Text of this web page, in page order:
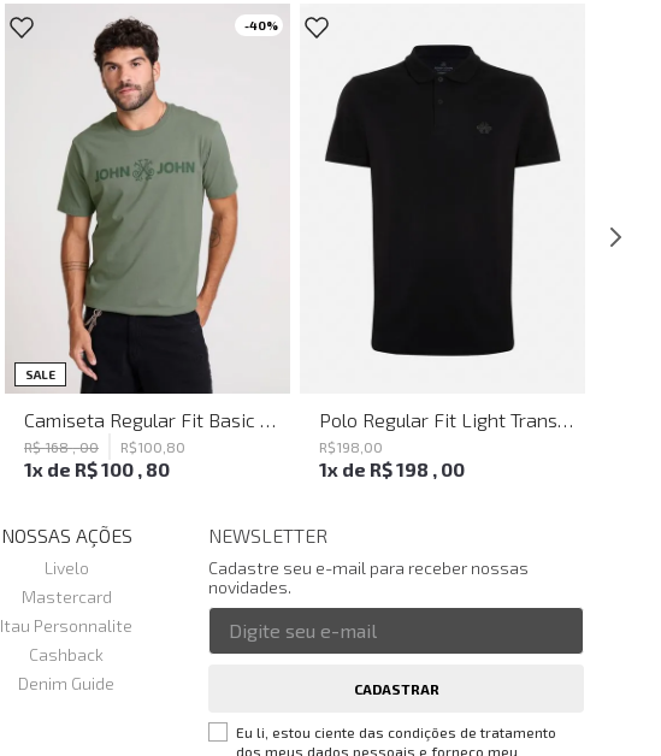
-40%
SALE
R$168,00 R$100 80
1x de R$100 , 80
R$198 00
1x de R$198 , 00
NOSSAS AÇÕES
Livelo
Mastercard
Itau Personnalite
Cashback
Denim Guide
NEWSLETTER
Cadastre seu e-mail para receber nossas
novidades.
CADASTRAR
Eu li, estou ciente das condições de tratamento
dos meus dados pessoais e forneço meu